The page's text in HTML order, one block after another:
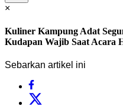
×
Kuliner Kampung Adat
Kudapan Wajib Saat Acara
Sebarkan artikel ini